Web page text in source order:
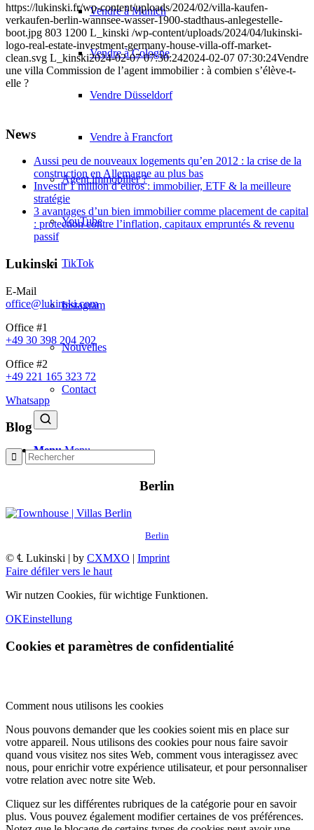
Vendre à Munich
Vendre à Cologne
Vendre Düsseldorf
Vendre à Francfort
Agent immobilier ?
YouTube
TikTok
Instagram
Nouvelles
Contact
Menu Menu
https://lukinski.fr/wp-content/uploads/2024/02/villa-kaufen-
verkaufen-berlin-wannsee-wasser-1900-stadthaus-anlegestelle-
boot.jpg 803 1200 L_kinski /wp-content/uploads/2024/04/lukinski-
logo-real-estate-investment-germany-house-villa-off-market-
clean.svg L_kinski2024-02-07 07:30:242024-02-07 07:30:24Vendre
une villa Commission de l’agent immobilier : à combien s’élève-t-
elle ?
News
Aussi peu de nouveaux logements qu’en 2012 : la crise de la
construction en Allemagne au plus bas
Investir 1 million d’euros : immobilier, ETF & la meilleure
stratégie
3 avantages d’un bien immobilier comme placement de capital
: protection contre l’inflation, capitaux empruntés & revenu
passif
Lukinski
E-Mail
office@lukinski.com
Office #1
+49 30 398 204 202
Office #2
+49 221 165 323 72
Whatsapp
Blog
Berlin
Berlin
© ℄ Lukinski | by CXMXO | Imprint
Faire défiler vers le haut
Wir nutzen Cookies, für wichtige Funktionen.
OKEinstellung
Cookies et paramètres de confidentialité
Comment nous utilisons les cookies
Nous pouvons demander que les cookies soient mis en place sur
votre appareil. Nous utilisons des cookies pour nous faire savoir
quand vous visitez nos sites Web, comment vous interagissez avec
nous, pour enrichir votre expérience utilisateur, et pour personnaliser
votre relation avec notre site Web.
Cliquez sur les différentes rubriques de la catégorie pour en savoir
plus. Vous pouvez également modifier certaines de vos préférences.